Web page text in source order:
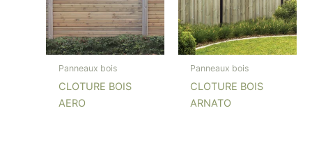
Panneaux bois
CLOTURE BOIS
AERO
Panneaux bois
CLOTURE BOIS
ARNATO